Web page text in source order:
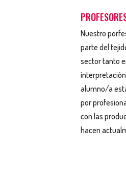
Nuestro
parte del
sector tanto
alumno/a
por
con las
hacen